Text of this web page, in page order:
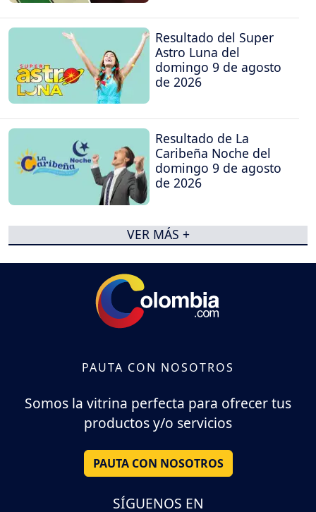
Resultado del Super
Astro Luna del
domingo 9 de agosto
de 2026
Resultado de La
Caribeña Noche del
domingo 9 de agosto
de 2026
VER MÁS +
PAUTA CON NOSOTROS
Somos la vitrina perfecta para ofrecer tus
productos y/o servicios
PAUTA CON NOSOTROS
SÍGUENOS EN